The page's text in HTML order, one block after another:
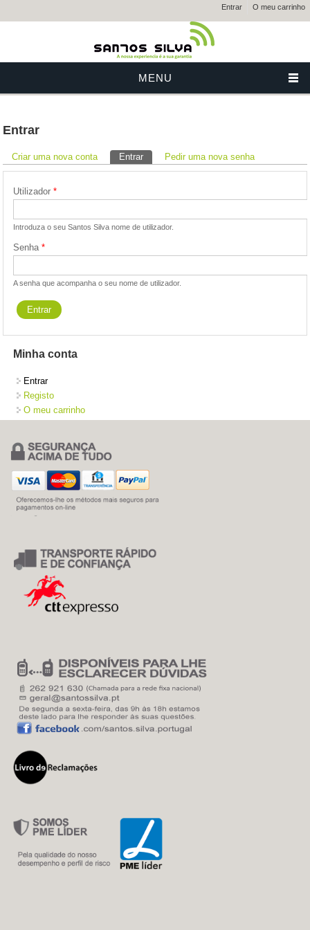
Entrar O meu carrinho
MENU
Entrar
Separadores primários
Criar uma nova conta Entrar (separador ativo)
Pedir uma nova senha
Utilizador *
Introduza o seu Santos Silva nome de utilizador.
Senha *
A senha que acompanha o seu nome de utilizador.
Minha conta
Entrar
Registo
O meu carrinho